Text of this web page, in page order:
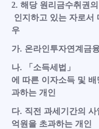
2. 해당 원리금수취권
인지하고 있는 자로서
우
가. 온라인투자연계금
나. 「소득세법」
에 따른 이자소득 및
과하는 개인
다. 직전 과세기간의
억원을 초과하는 개인